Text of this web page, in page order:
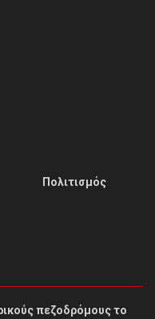
Πολιτισμός
πεζοδρόμους το